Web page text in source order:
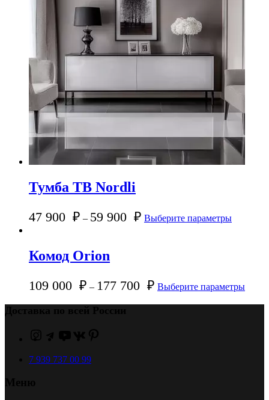
Тумба ТВ Nordli
47 900 ₽ – 59 900 ₽ Выберите параметры
Комод Orion
109 000 ₽ – 177 700 ₽ Выберите параметры
Доставка по всей России
7 939 737 00 99
Меню